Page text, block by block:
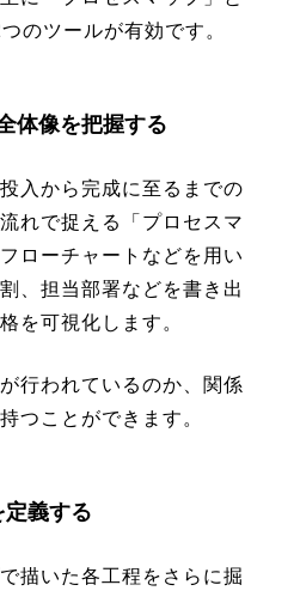
のツールが有効です。
体像を把握する
入から完成に至るまでの
れで捉える「プロセスマ
ローチャートなどを用い
、担当部署などを書き出
を可視化します。
行われているのか、関係
つことができます。
義する
描いた各工程をさらに掘